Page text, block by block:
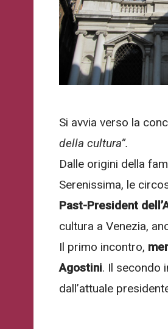
ISCRIVITI
Acconsento
legislativo
196/03
Si avvia verso la
della cultura”.
Dalle origini della
Serenissima, le
Past-President
cultura a Venezia,
Il primo incontro,
Agostini. Il secondo
dall’attuale
Acconsento
personali in
accordo
decreto
legislativo
196/03
Registrazione
avvenuta con